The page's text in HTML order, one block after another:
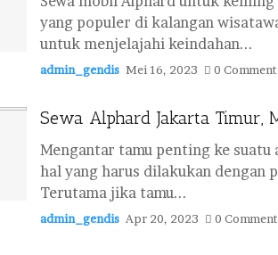
yang populer di kalangan
untuk menjelajahi keindahan...
admin_gendis Mei 16, 2023 0 Comment
Sewa Alphard Jakarta Timur,
Mengantar tamu penting ke
hal yang harus dilakukan dengan
Terutama jika tamu...
admin_gendis Apr 20, 2023 0 Comment